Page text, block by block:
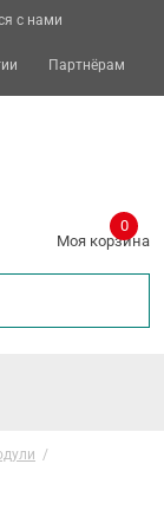
с нами
Партнёрам
Моя корзина
0
/